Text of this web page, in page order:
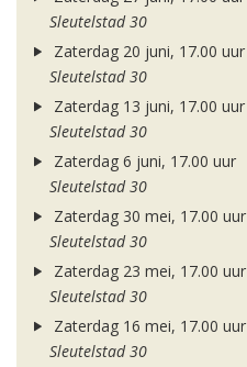
Sleutelstad 30
Zaterdag 20 juni, 17.00 uur
Sleutelstad 30
Zaterdag 13 juni, 17.00 uur
Sleutelstad 30
Zaterdag 6 juni, 17.00 uur
Sleutelstad 30
Zaterdag 30 mei, 17.00 uur
Sleutelstad 30
Zaterdag 23 mei, 17.00 uur
Sleutelstad 30
Zaterdag 16 mei, 17.00 uur
Sleutelstad 30